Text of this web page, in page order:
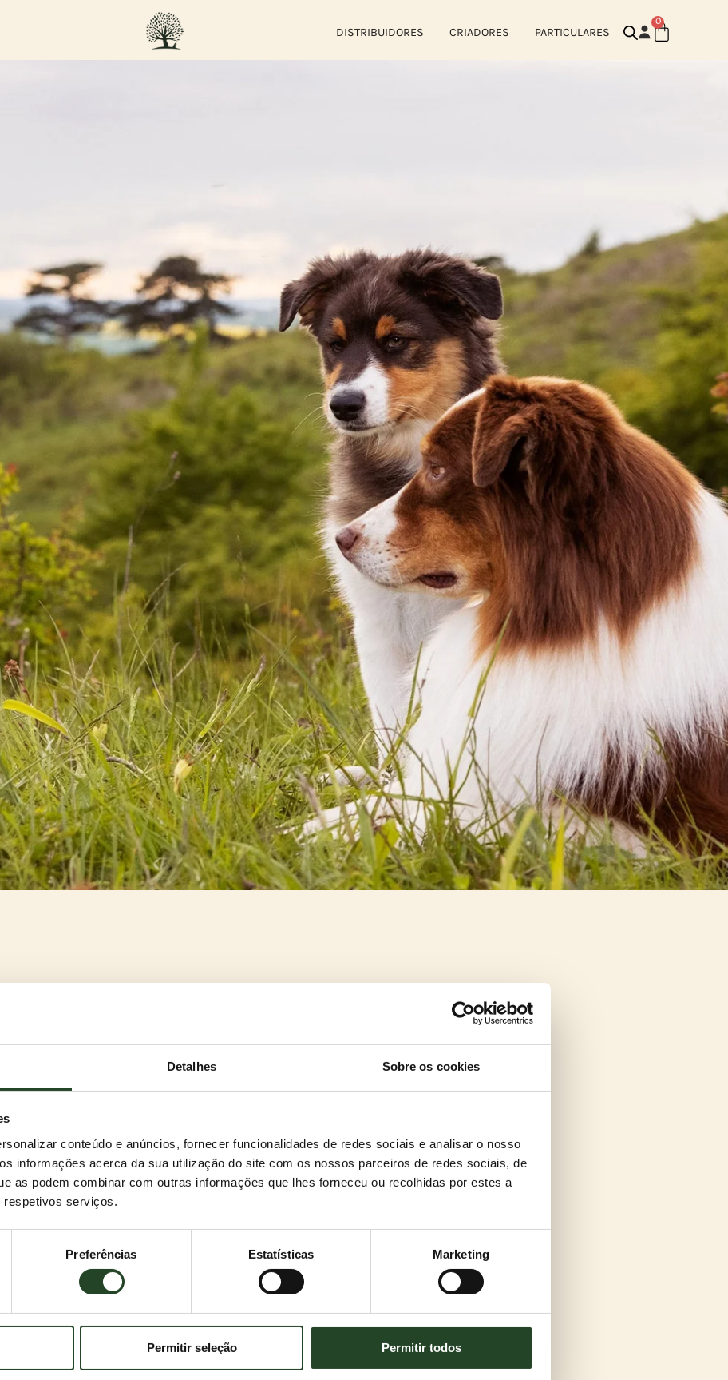
Detalhes Sobre os cookies
conteúdo e anúncios, fornecer funcionalidades de redes sociais e analisar o nosso
informações acerca da sua utilização do site com os nossos parceiros de redes sociais, de
as podem combinar com outras informações que lhes forneceu ou recolhidas por estes a
respetivos serviços.
Preferências Estatísticas Marketing
Permitir seleção Permitir todos
DISTRIBUIDORES CRIADORES PARTICULARES
0